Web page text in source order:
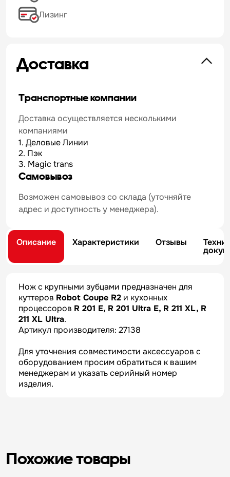
Лизинг
Доставка
Транспортные компании
Доставка осуществляется несколькими
компаниями
1. Деловые Линии
2. Пэк
3. Magic trans
Самовывоз
Возможен самовывоз со склада (уточняйте
адрес и доступность у менеджера).
Описание Характеристики Отзывы
Нож с крупными зубцами предназначен для
куттеров Robot Coupe R2 и кухонных
процессоров R 201 E, R 201 Ultra E, R 211 XL, R
211 XL Ultra.
Артикул производителя: 27138
Для уточнения совместимости аксессуаров с
оборудованием просим обратиться к вашим
менеджерам и указать серийный номер
изделия.
Похожие товары